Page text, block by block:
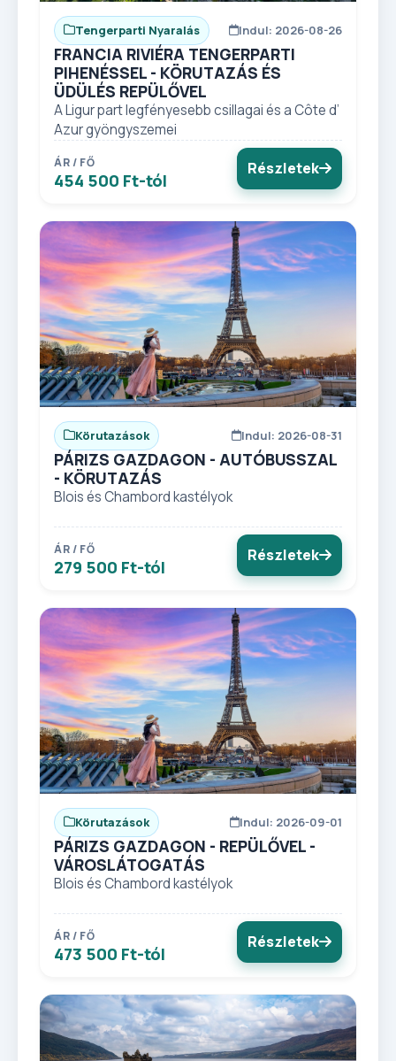
Tengerparti Nyaralás Indul: 2026-08-26
FRANCIA RIVIÉRA TENGERPARTI
PIHENÉSSEL - KÖRUTAZÁS ÉS
ÜDÜLÉS REPÜLŐVEL
A Ligur part legfényesebb csillagai és a Côte d’
Azur gyöngyszemei
ÁR / FŐ
454 500 Ft-tól
Részletek
Körutazások Indul: 2026-08-31
PÁRIZS GAZDAGON - AUTÓBUSSZAL
- KÖRUTAZÁS
Blois és Chambord kastélyok
ÁR / FŐ
279 500 Ft-tól
Részletek
Körutazások Indul: 2026-09-01
PÁRIZS GAZDAGON - REPÜLŐVEL -
VÁROSLÁTOGATÁS
Blois és Chambord kastélyok
ÁR / FŐ
473 500 Ft-tól
Részletek